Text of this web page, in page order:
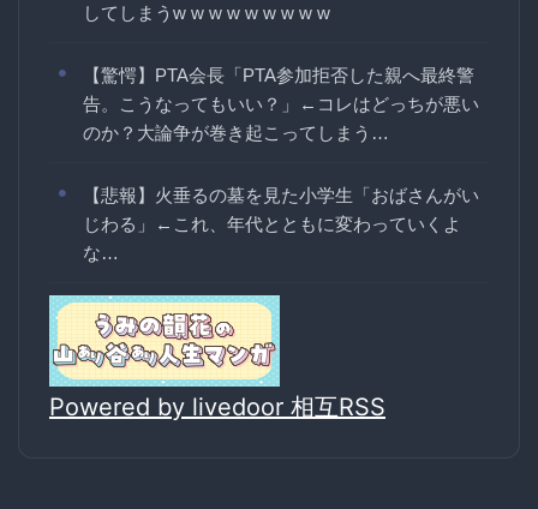
してしまうw w w w w w w w w
【驚愕】PTA会長「PTA参加拒否した親へ最終警
告。こうなってもいい？」←コレはどっちが悪い
のか？大論争が巻き起こってしまう…
【悲報】火垂るの墓を見た小学生「おばさんがい
じわる」←これ、年代とともに変わっていくよ
な…
Powered by livedoor 相互RSS